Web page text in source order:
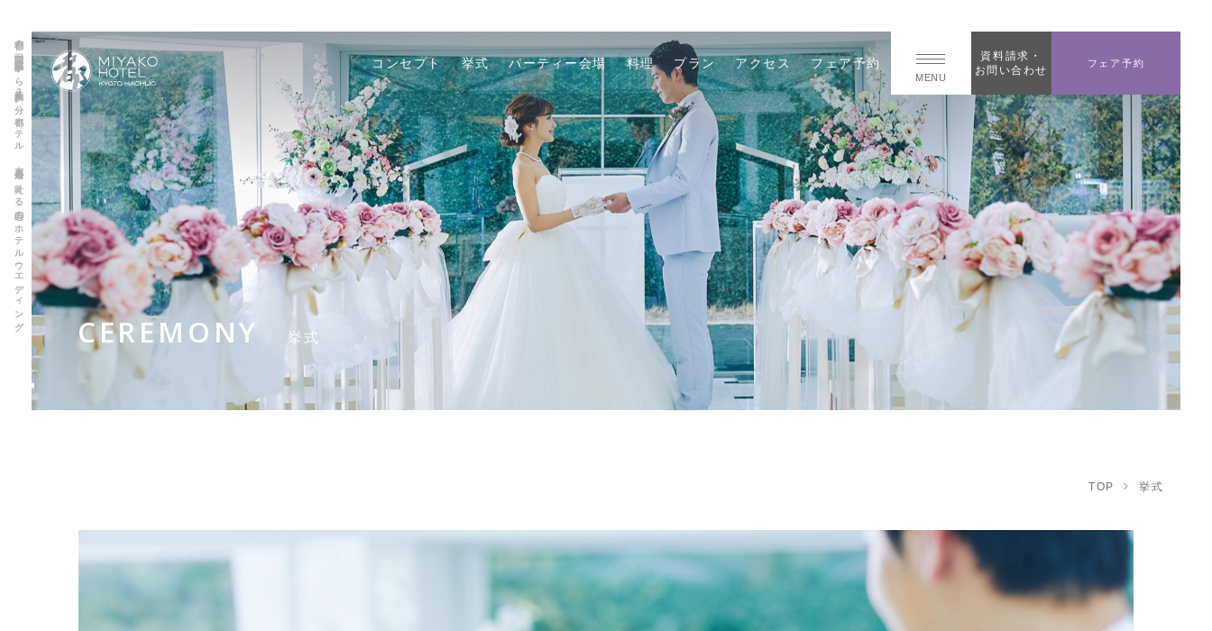
古都の玄関口「京都駅」から徒歩約2分。都ホテル 京都八条で叶える安心のホテルウエディング コンセプト 挙式 パーティー会場 料理 プラン アクセス フェア予約
MENU
資料請求・
お問い合わせ
フェア予約
CEREMONY 挙式
TOP 挙式